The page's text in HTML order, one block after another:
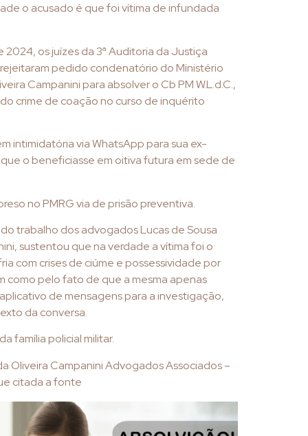
o acusado é que foi vítima de infundada
os juízes da 3ª Auditoria da Justiça
pedido condenatório do Ministério
Campanini para absolver o Cb PM W.L.d.C.,
crime de coação no curso de inquérito
intimidatória via WhatsApp para sua ex-
o beneficiasse em oitiva futura em sede de
no PMRG via de prisão preventiva.
trabalho dos advogados Lucas de Sousa
sustentou que na verdade a vítima foi o
com crises de ciúme e possessividade por
como pelo fato de que a mesma apenas
de mensagens para a investigação,
da conversa.
família policial militar.
Oliveira Campanini Advogados Associados –
citada a fonte